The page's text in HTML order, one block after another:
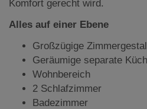
Komfort gerecht wird.
Alles auf einer Ebene
Großzügige
Geräumige separate
Wohnbereich
2 Schlafzimmer
Badezimmer